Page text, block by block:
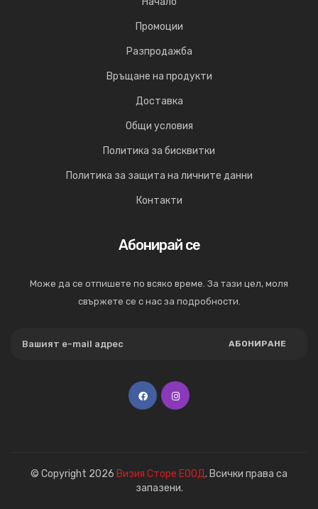
Промоции
Разпродажба
Връщане на продукти
Доставка
Общи условия
Политика за бисквитки
Политика за защита на личните данни
Контакти
Абонирай се
Може да се отпишете по всяко време. За тази цел, моля
свържете се с нас за подробности.
АБОНИРАНЕ
© Copyright 2026 Визия Сторе ЕООД. Всички права са
запазени.